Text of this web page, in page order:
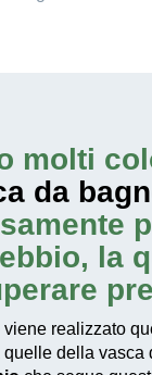
molti
da
la
viene realizzato
quelle della vasca